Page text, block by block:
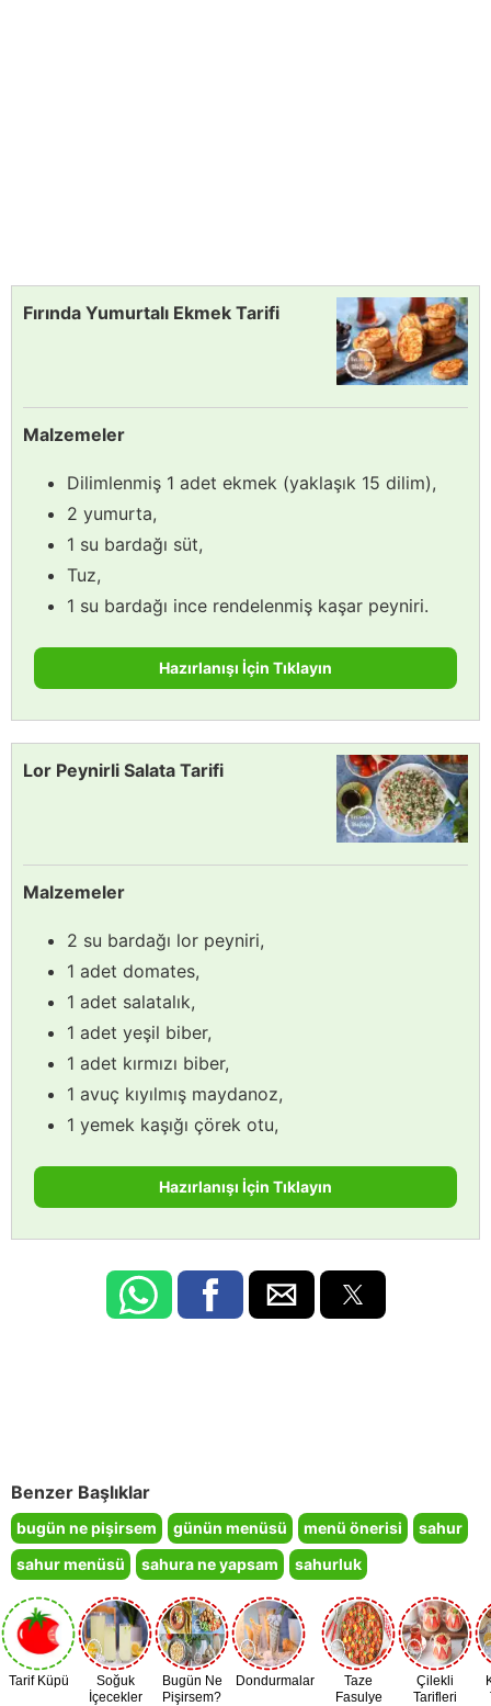
Fırında Yumurtalı Ekmek Tarifi
Malzemeler
Dilimlenmiş 1 adet ekmek (yaklaşık 15 dilim),
2 yumurta,
1 su bardağı süt,
Tuz,
1 su bardağı ince rendelenmiş kaşar peyniri.
Hazırlanışı İçin Tıklayın
Lor Peynirli Salata Tarifi
Malzemeler
2 su bardağı lor peyniri,
1 adet domates,
1 adet salatalık,
1 adet yeşil biber,
1 adet kırmızı biber,
1 avuç kıyılmış maydanoz,
1 yemek kaşığı çörek otu,
Hazırlanışı İçin Tıklayın
Benzer Başlıklar
bugün ne pişirsem günün menüsü menü önerisi
sahur
sahur menüsü
sahura ne yapsam sahurluk
Tarif Küpü
Soğuk
İçecekler
Bugün Ne
Pişirsem?
Dondurmalar
Taze
Fasulye
Çilekli
Tarifleri